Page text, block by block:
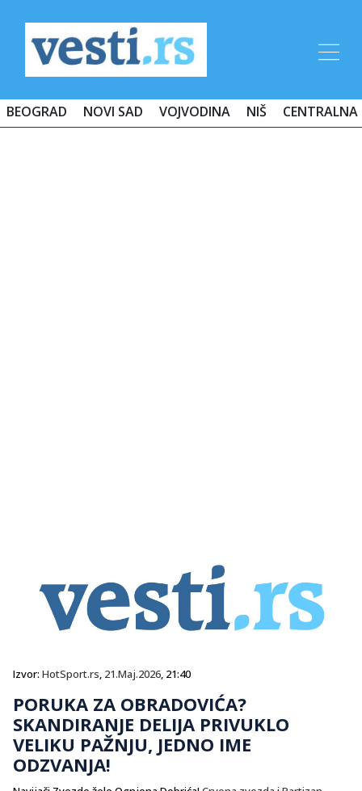
BEOGRAD NOVI SAD VOJVODINA NIŠ CENTRALNA
Izvor: HotSport.rs, 21.Maj.2026, 21:40
PORUKA ZA OBRADOVIĆA?
SKANDIRANJE DELIJA PRIVUKLO
VELIKU PAŽNJU, JEDNO IME
ODZVANJA!